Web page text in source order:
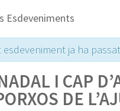
Esdeveniments
esdeveniment ja ha
I CAP
DE